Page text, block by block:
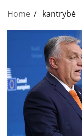
Home kantrybė